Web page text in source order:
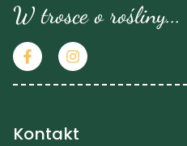
W trosce o rośliny...
Kontakt